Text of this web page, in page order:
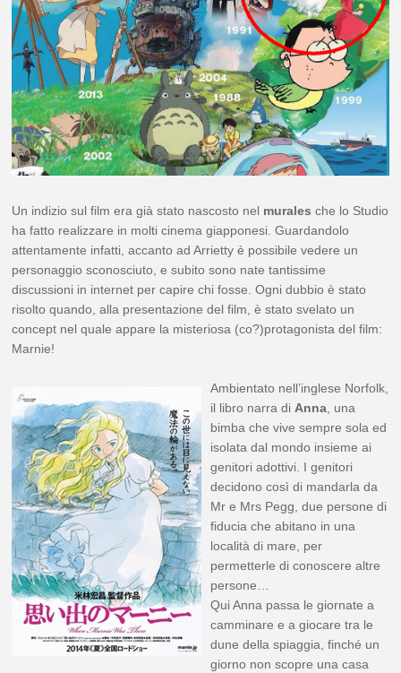
Un indizio sul film era già stato nascosto nel murales che lo Studio
ha fatto realizzare in molti cinema giapponesi. Guardandolo
attentamente infatti, accanto ad Arrietty è possibile vedere un
personaggio sconosciuto, e subito sono nate tantissime
discussioni in internet per capire chi fosse. Ogni dubbio è stato
risolto quando, alla presentazione del film, è stato svelato un
concept nel quale appare la misteriosa (co?)protagonista del film:
Marnie!
Ambientato nell’inglese Norfolk,
il libro narra diAnna, una
bimba che vive sempre sola ed
isolata dal mondo insieme ai
genitori adottivi. I genitori
decidono così di mandarla da
Mr e Mrs Pegg, due persone di
fiducia che abitano in una
località di mare, per
permetterle di conoscere altre
persone…
Qui Anna passa le giornate a
camminare e a giocare tra le
dune della spiaggia, finché un
giorno non scopre una casa